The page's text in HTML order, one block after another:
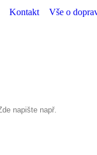
Kontakt Vše o